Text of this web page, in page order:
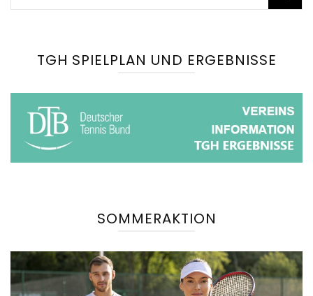
nach:
TGH SPIELPLAN UND ERGEBNISSE
SOMMERAKTION